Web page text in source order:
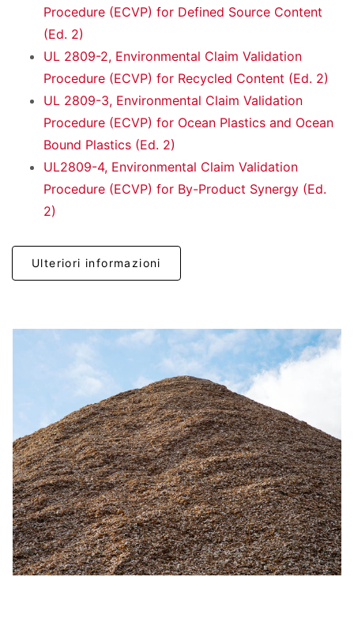
Procedure (ECVP) for Defined Source Content
(Ed. 2)
UL 2809-2, Environmental Claim Validation
Procedure (ECVP) for Recycled Content (Ed. 2)
UL 2809-3, Environmental Claim Validation
Procedure (ECVP) for Ocean Plastics and Ocean
Bound Plastics (Ed. 2)
UL2809-4, Environmental Claim Validation
Procedure (ECVP) for By-Product Synergy (Ed.
2)
Ulteriori informazioni